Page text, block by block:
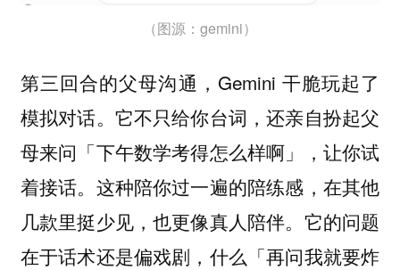
（图源：gemini）
第三回合的父母沟通，Gemini 干脆玩起了
模拟对话。它不只给你台词，还亲自扮起父
母来问「下午数学考得怎么样啊」，让你试
着接话。这种陪你过一遍的陪练感，在其他
几款里挺少见，也更像真人陪伴。它的问题
在于话术还是偏戏剧，什么「再问我就要炸